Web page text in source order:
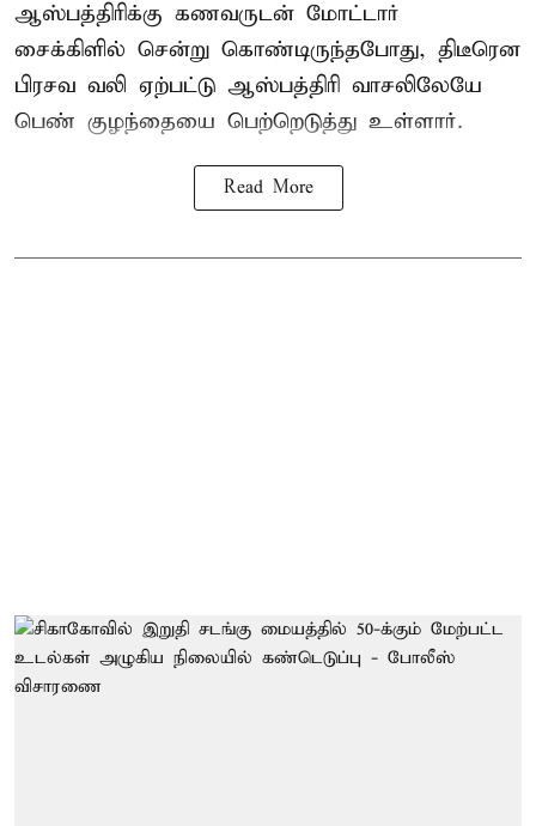
ஆஸ்பத்திரிக்கு கணவருடன் மோட்டார்
சைக்கிளில் சென்று கொண்டிருந்தபோது, திடீரென
பிரசவ வலி ஏற்பட்டு ஆஸ்பத்திரி வாசலிலேயே
பெண் குழந்தையை பெற்றெடுத்து உள்ளார்.
Read More